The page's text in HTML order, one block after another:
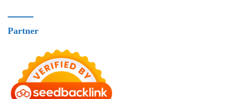
Partner